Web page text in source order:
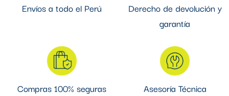
Envíos a todo el Perú
Derecho de devolución y
garantía
Compras 100% seguras
Asesoría Técnica